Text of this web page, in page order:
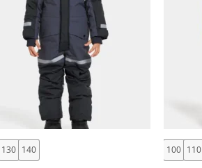
130 140 100 110